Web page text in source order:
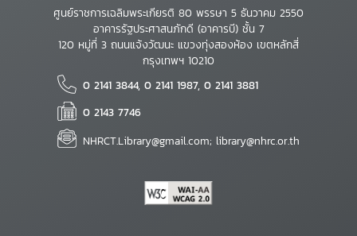
ศูนย์ราชการเฉลิมพระเกียรติ 80 พรรษา 5 ธันวาคม 2550
อาคารรัฐประศาสนภักดี (อาคารบี) ชั้น 7
120 หมู่ที่ 3 ถนนแจ้งวัฒนะ แขวงทุ่งสองห้อง เขตหลักสี่
กรุงเทพฯ 10210
0 2141 3844, 0 2141 1987, 0 2141 3881
0 2143 7746
NHRCT.Library@gmail.com; library@nhrc.or.th